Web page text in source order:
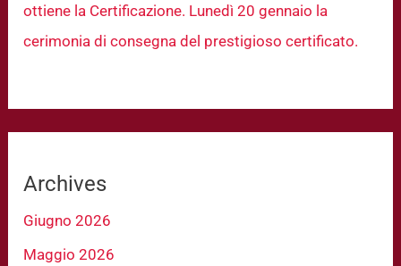
ottiene la Certificazione. Lunedì 20 gennaio la
cerimonia di consegna del prestigioso certificato.
Archives
Giugno 2026
Maggio 2026